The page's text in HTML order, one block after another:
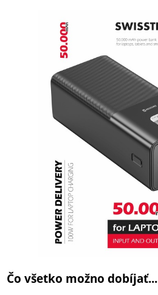
Čo všetko možno dobíjať...